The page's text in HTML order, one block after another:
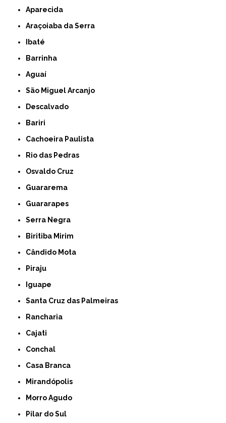
Aparecida
Araçoiaba da Serra
Ibaté
Barrinha
Aguaí
São Miguel Arcanjo
Descalvado
Bariri
Cachoeira Paulista
Rio das Pedras
Osvaldo Cruz
Guararema
Guararapes
Serra Negra
Biritiba Mirim
Cândido Mota
Piraju
Iguape
Santa Cruz das Palmeiras
Rancharia
Cajati
Conchal
Casa Branca
Mirandópolis
Morro Agudo
Pilar do Sul